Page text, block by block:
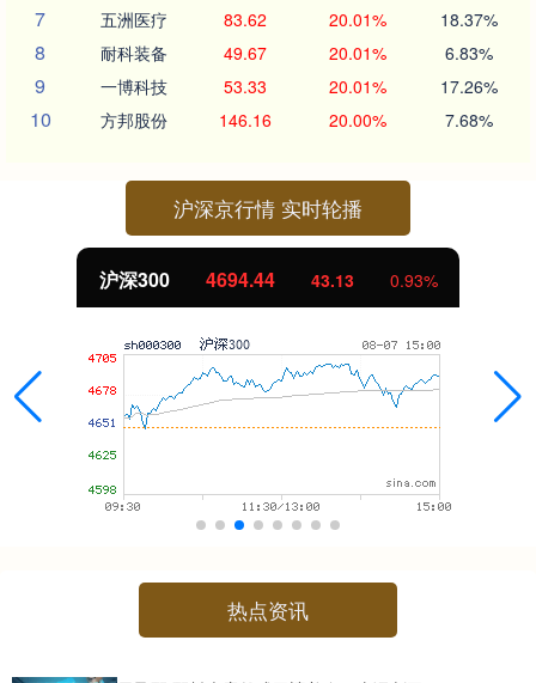
7 五洲医疗 83.62 20.01% 18.37%
8 耐科装备 49.67 20.01% 6.83%
9 一博科技 53.33 20.01% 17.26%
10 方邦股份 146.16 20.00% 7.68%
沪深京行情 实时轮播
沪深300 4694.44 43.13 0.93%
热点资讯